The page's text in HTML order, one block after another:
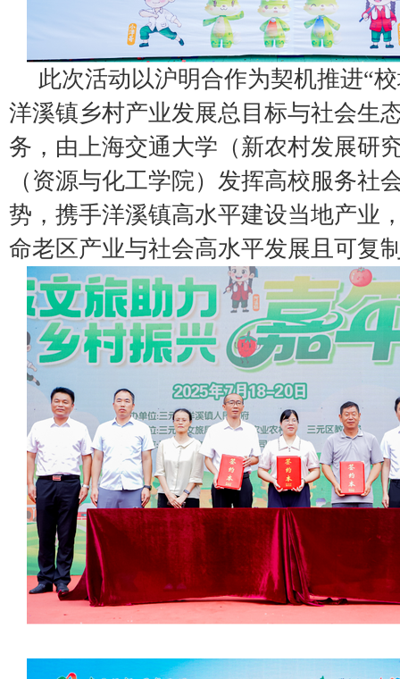
此次活动以沪明合作为契机推进“
洋溪镇乡村产业发展总目标与社会生
务，由上海交通大学（新农村发展研
（资源与化工学院）发挥高校服务社
势，携手洋溪镇高水平建设当地产业
命老区产业与社会高水平发展且可复